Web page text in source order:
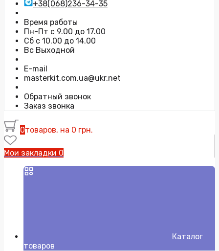
+38(068)236-34-35
Время работы
Пн-Пт с 9.00 до 17.00
Сб с 10.00 до 14.00
Вс Выходной
E-mail
masterkit.com.ua@ukr.net
Обратный звонок
Заказ звонка
0товаров, на 0 грн.
Мои закладки 0
Каталог
товаров